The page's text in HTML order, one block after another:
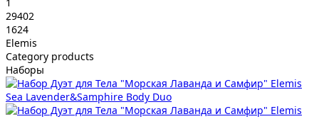
1
29402
1624
Elemis
Category products
Наборы